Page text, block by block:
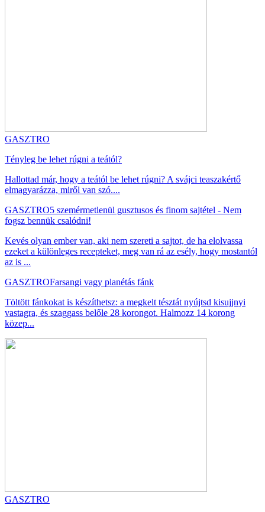
GASZTRO
Tényleg be lehet rúgni a teától?
Hallottad már, hogy a teától be lehet rúgni? A svájci teaszakértő
elmagyarázza, miről van szó....
GASZTRO5 szemérmetlenül gusztusos és finom sajtétel - Nem
fogsz bennük csalódni!
Kevés olyan ember van, aki nem szereti a sajtot, de ha elolvassa
ezeket a különleges recepteket, meg van rá az esély, hogy mostantól
az is ...
GASZTROFarsangi vagy planétás fánk
Töltött fánkokat is készíthetsz: a megkelt tésztát nyújtsd kisujjnyi
vastagra, és szaggass belőle 28 korongot. Halmozz 14 korong
közep...
GASZTRO